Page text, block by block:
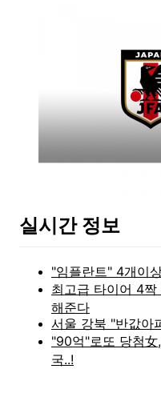
실시간 정보